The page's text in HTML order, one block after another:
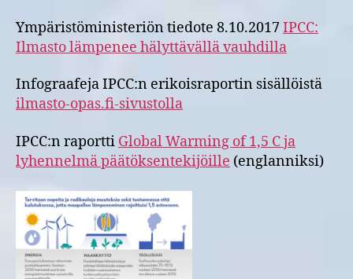
Ympäristöministeriön tiedote 8.10.2017IPCC:
Ilmasto lämpenee hälyttävällä vauhdilla
Infograafeja IPCC:n erikoisraportin sisällöistä
ilmasto-opas.fi-sivustolla
IPCC:n raportti Global Warming of 1,5 C ja
lyhennelmä päätöksentekijöille (englanniksi)